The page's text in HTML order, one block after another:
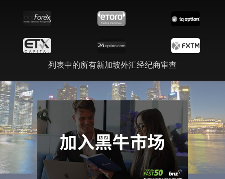
列表中的所有新加坡外汇经纪商审查
广告